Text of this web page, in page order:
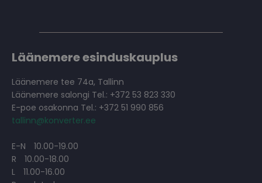
Läänemere esinduskauplus
Läänemere tee 74a, Tallinn
Läänemere salongi Tel.: +372 53 823 330
E-poe osakonna Tel.: +372 51 990 856
tallinn@konverter.ee
E-N
10.00-19.00
R
10.00-18.00
L
11.00-16.00